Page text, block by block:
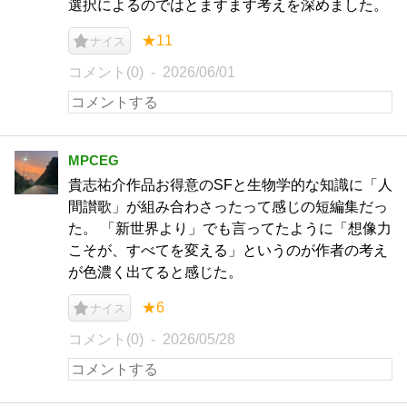
選択によるのではとますます考えを深めました。
ナイス ★11
コメント(0) 2026/06/01
MPCEG
貴志祐介作品お得意のSFと生物学的な知識に「人
間讃歌」が組み合わさったって感じの短編集だっ
た。 「新世界より」でも言ってたように「想像力
こそが、すべてを変える」というのが作者の考え
が色濃く出てると感じた。
ナイス ★6
コメント(0) 2026/05/28